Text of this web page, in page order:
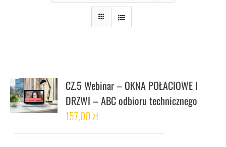
CZ.5 Webinar – OKNA POŁACIOWE I
DRZWI – ABC odbioru technicznego
157,00zł